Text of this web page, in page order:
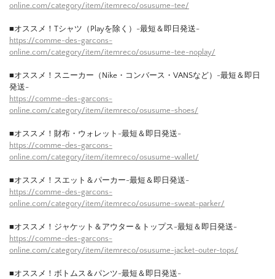
online.com/category/item/itemreco/osusume-tee/
■オススメ！Tシャツ（Playを除く）-最短＆即日発送-
https://comme-des-garcons-
online.com/category/item/itemreco/osusume-tee-noplay/
■オススメ！スニーカー（Nike・コンバース・VANSなど）-最短＆即日
発送-
https://comme-des-garcons-
online.com/category/item/itemreco/osusume-shoes/
■オススメ！財布・ウォレット-最短＆即日発送-
https://comme-des-garcons-
online.com/category/item/itemreco/osusume-wallet/
■オススメ！スエット＆パーカー-最短＆即日発送-
https://comme-des-garcons-
online.com/category/item/itemreco/osusume-sweat-parker/
■オススメ！ジャケット＆アウター＆トップス-最短＆即日発送-
https://comme-des-garcons-
online.com/category/item/itemreco/osusume-jacket-outer-tops/
■オススメ！ボトムス＆パンツ-最短＆即日発送-